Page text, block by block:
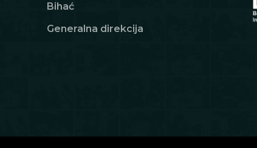
Bihać
Generalna direkcija